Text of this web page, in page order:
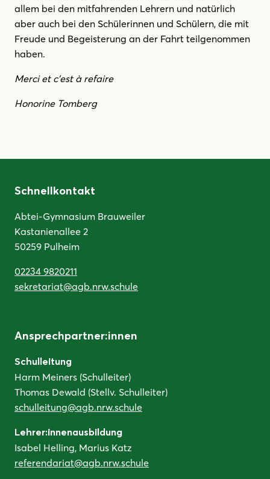
allem bei den mitfahrenden Lehrern und natürlich
aber auch bei den Schülerinnen und Schülern, die mit
Freude und Begeisterung an der Fahrt teilgenommen
haben.
Merci et c’est à refaire
Honorine Tomberg
Schnellkontakt
Abtei-Gymnasium Brauweiler
Kastanienallee 2
50259 Pulheim
02234 9820211
sekretariat@agb.nrw.schule
Ansprechpartner:innen
Schulleitung
Harm Meiners (Schulleiter)
Thomas Dewald (Stellv. Schulleiter)
schulleitung@agb.nrw.schule
Lehrer:innenausbildung
Isabel Helling, Marius Katz
referendariat@agb.nrw.schule